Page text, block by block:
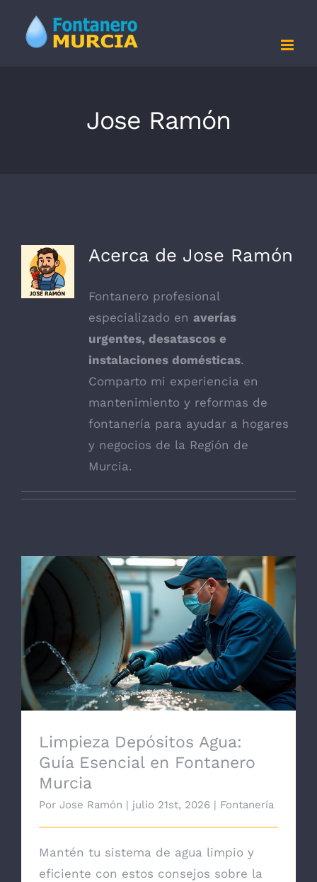
contenido
Jose Ramón
Acerca de Jose Ramón
Fontanero profesional
especializado en averías
urgentes, desatascos e
instalaciones domésticas.
Comparto mi experiencia en
mantenimiento y reformas de
fontanería para ayudar a hogares
y negocios de la Región de
Murcia.
Limpieza Depósitos Agua: Guía Esencial
en Fontanero Murcia
Limpieza Depósitos Agua:
Guía Esencial en Fontanero
Murcia
Por Jose Ramón | julio 21st, 2026 | Fontanería
Mantén tu sistema de agua limpio y
eficiente con estos consejos sobre la